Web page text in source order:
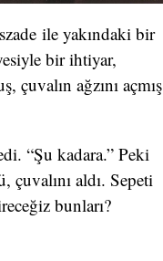
ile yakındaki bir
bir ihtiyar,
çuvalın ağzını açmış
“Şu kadara.” Peki
çuvalını aldı. Sepeti
bunları?